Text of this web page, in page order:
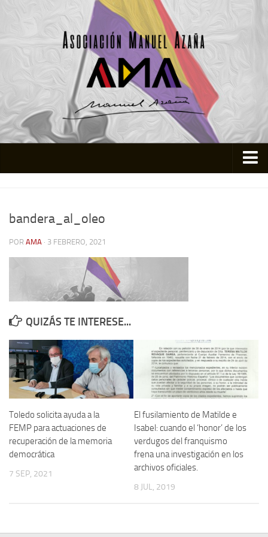
Quienes somos
Actividades
Contacto
1947).
Informe Represión en Toledo 1936-1947 | Buscador
Informe de la fosa de abril de 1939 de Tembleque
Enciclopedia Republicana
Militantes históricos IR
Personajes republicanos
Izquierda Republicana. Agrupaciones y Militantes (1934-1939)
Izquierda Republicana. Navarra
bandera_al_oleo
POR AMA · 3 FEBRERO, 2021
QUIZÁS TE INTERESE...
Toledo solicita ayuda a la
FEMP para actuaciones de
recuperación de la memoria
democrática
7 SEP, 2021
El fusilamiento de Matilde e
Isabel: cuando el ‘honor’ de los
verdugos del franquismo
frena una investigación en los
archivos oficiales.
8 JUL, 2019